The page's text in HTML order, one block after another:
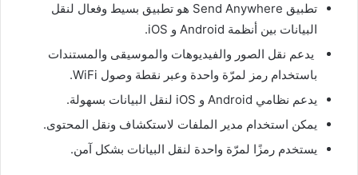
تطبيق Send Anywhere هو تطبيق بسيط وفعال لنقل
البيانات بين أنظمة Android و iOS.
يدعم نقل الصور والفيديوهات والموسيقى والمستندات
باستخدام رمز لمرّة واحدة وعبر نقطة وصول WiFi.
يدعم نظامي Android و iOS لنقل البيانات بسهولة.
يمكن استخدام مدير الملفات لاستكشاف ونقل المحتوى.
يستخدم رمزًا لمرّة واحدة لنقل البيانات بشكل آمن.